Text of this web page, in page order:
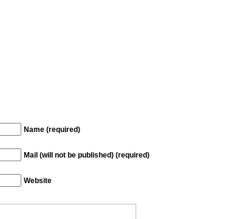
Name (required)
Mail (will not be published) (required)
Website